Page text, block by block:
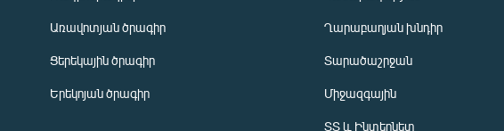
Առավոտյան ծրագիր
Ցերեկային ծրագիր
Երեկոյան ծրագիր
Ղարաբաղյան խնդիր
Տարածաշրջան
Միջազգային
ՏՏ և Ինտերնետ